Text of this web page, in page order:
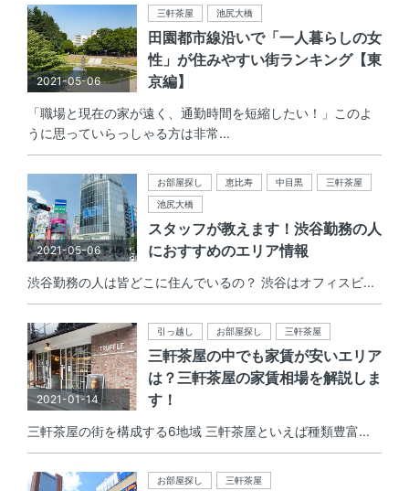
2021-05-06
三軒茶屋 池尻大橋
田園都市線沿いで「一人暮らしの女
性」が住みやすい街ランキング【東
京編】
「職場と現在の家が遠く、通勤時間を短縮したい！」このよ
うに思っていらっしゃる方は非常...
2021-05-06
お部屋探し 恵比寿 中目黒
三軒茶屋
池尻大橋
スタッフが教えます！渋谷勤務の人
におすすめのエリア情報
渋谷勤務の人は皆どこに住んでいるの？ 渋谷はオフィスビ...
2021-01-14
引っ越し お部屋探し 三軒茶屋
三軒茶屋の中でも家賃が安いエリア
は？三軒茶屋の家賃相場を解説しま
す！
三軒茶屋の街を構成する6地域 三軒茶屋といえば種類豊富...
お部屋探し 三軒茶屋